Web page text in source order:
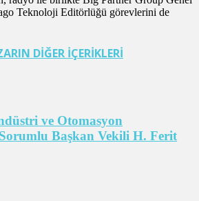
Teknoloji Editörlüğü görevlerini de
DİĞER İÇERİKLERİ
ve Otomasyon
Başkan Vekili H. Ferit